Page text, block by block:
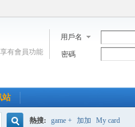
用戶名
密碼
有會員功能
站
熱搜: game + 加加 My card